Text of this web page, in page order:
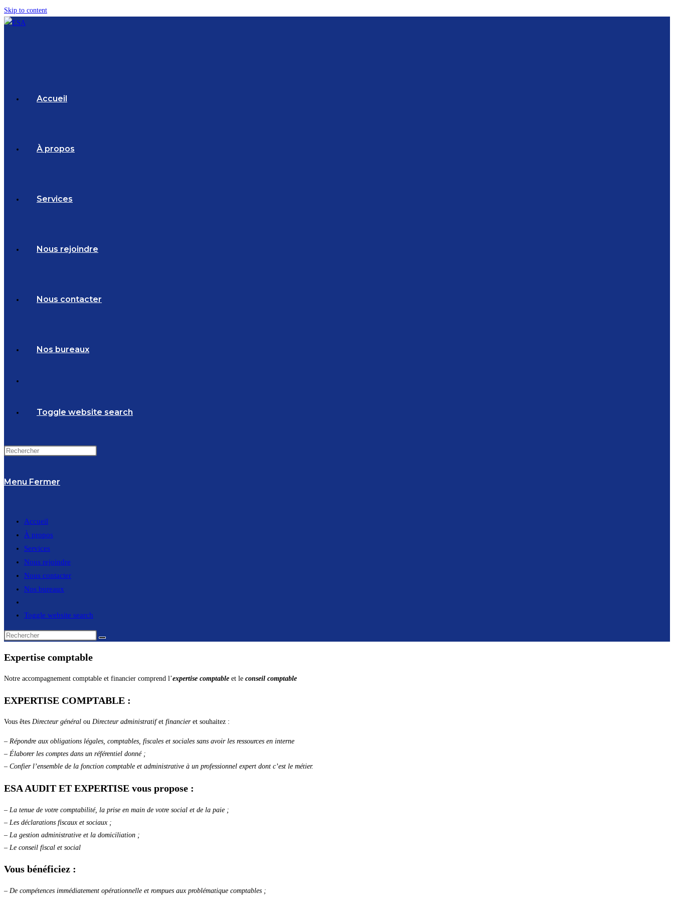
Skip to content
Accueil
À propos
Services
Nous rejoindre
Nous contacter
Nos bureaux
Toggle website search
Menu Fermer
Accueil
À propos
Services
Nous rejoindre
Nous contacter
Nos bureaux
Toggle website search
Expertise comptable
Notre accompagnement comptable et financier comprend l’expertise comptable et le conseil comptable
EXPERTISE COMPTABLE :
Vous êtes Directeur général ou Directeur administratifet financieret souhaitez :
– Répondre aux obligations légales, comptables, fiscales et sociales sans avoir les ressources en interne
– Élaborer les comptes dans un référentiel donné ;
– Confier l’ensemble de la fonction comptable et administrative à un professionnel expert dont c’est le métier.
ESA AUDIT ET EXPERTISE vous propose :
– La tenue de votre comptabilité, la prise en main de votre social et de la paie ;
– Les déclarations fiscaux et sociaux ;
– La gestion administrative et la domiciliation ;
– Le conseil fiscal et social
Vous bénéficiez :
– De compétences immédiatement opérationnelle et rompues aux problématique comptables ;